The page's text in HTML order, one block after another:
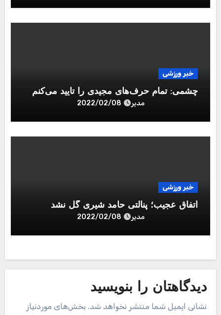
خبر ورزشی
چشمی: تمام حرف‌های مجیدی را تایید می‌کنم
مدیر 2022/02/08
خبر ورزشی
اتفاق عجیب؛ پنالتی حامد شیری گل نشد
مدیر 2022/02/08
دیدگاهتان را بنویسید
نشانی ایمیل شما منتشر نخواهد شد. بخش‌های موردنیاز